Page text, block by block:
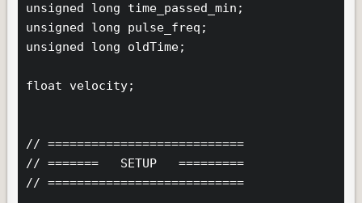
unsigned long time_passed_min;
unsigned long pulse_freq;
unsigned long oldTime;
float velocity;
// ===========================
// =======   SETUP   =========
// ===========================